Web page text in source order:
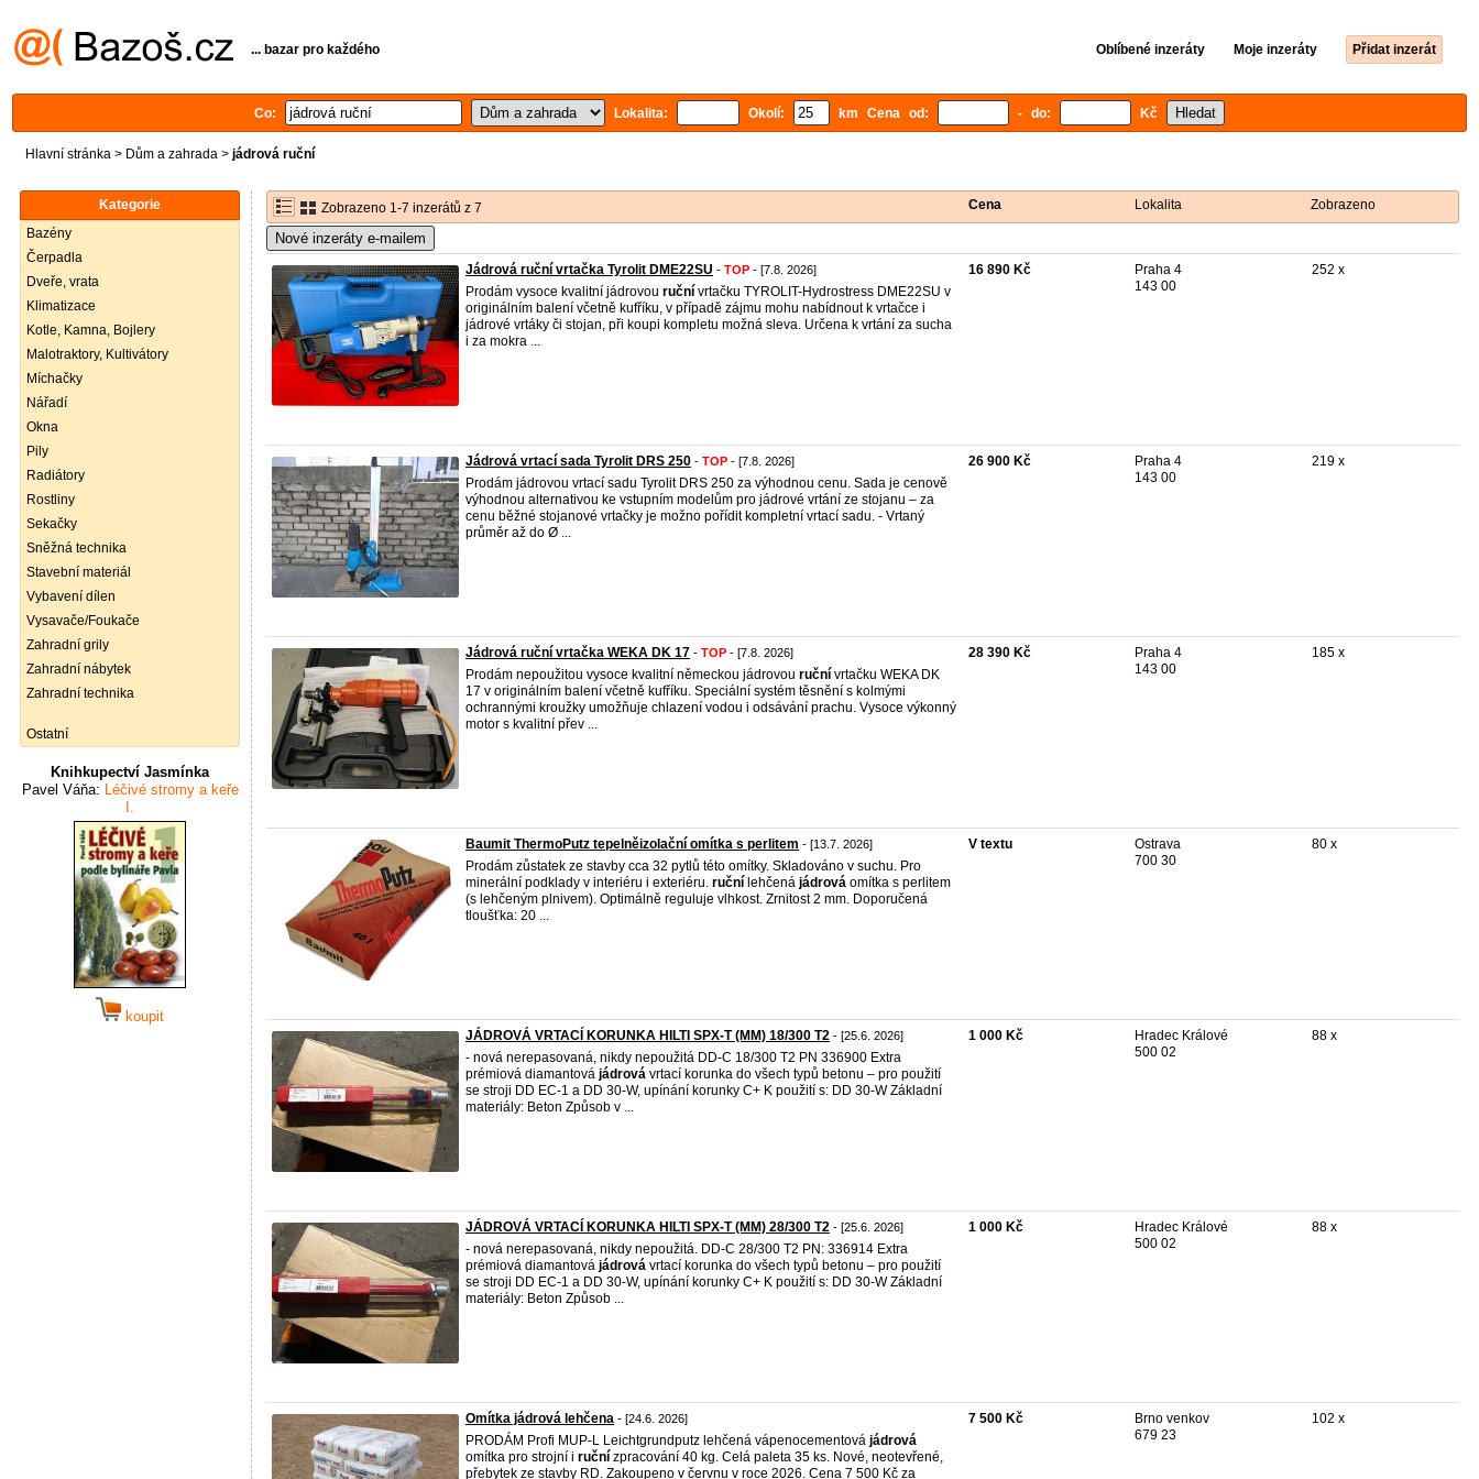
... bazar pro každého Oblíbené inzeráty Moje inzeráty Přidat inzerát
Co: Lokalita: Okolí: km Cena od: - do: Kč
Hlavní stránka > Dům a zahrada > jádrová ruční
Kategorie
Bazény
Čerpadla
Dveře, vrata
Klimatizace
Kotle, Kamna, Bojlery
Malotraktory, Kultivátory
Míchačky
Nářadí
Okna
Pily
Radiátory
Rostliny
Sekačky
Sněžná technika
Stavební materiál
Vybavení dílen
Vysavače/Foukače
Zahradní grily
Zahradní nábytek
Zahradní technika
Ostatní
Knihkupectví Jasmínka
Pavel Váňa: Léčivé stromy a keře
I.
koupit
Zobrazeno 1-7 inzerátů z 7 Cena Lokalita Zobrazeno
Nové inzeráty e-mailem
Jádrová ruční vrtačka Tyrolit DME22SU - TOP - [7.8. 2026]
Prodám vysoce kvalitní jádrovou ruční vrtačku TYROLIT-Hydrostress DME22SU v
originálním balení včetně kufříku, v případě zájmu mohu nabídnout k vrtačce i
jádrové vrtáky či stojan, při koupi kompletu možná sleva. Určena k vrtání za sucha
i za mokra ...
16 890 Kč
Praha 4
143 00
252 x
Jádrová vrtací sada Tyrolit DRS 250 - TOP - [7.8. 2026]
Prodám jádrovou vrtací sadu Tyrolit DRS 250 za výhodnou cenu. Sada je cenově
výhodnou alternativou ke vstupním modelům pro jádrové vrtání ze stojanu – za
cenu běžné stojanové vrtačky je možno pořídit kompletní vrtací sadu. - Vrtaný
průměr až do Ø ...
26 900 Kč
Praha 4
143 00
219 x
Jádrová ruční vrtačka WEKA DK 17 - TOP - [7.8. 2026]
Prodám nepoužitou vysoce kvalitní německou jádrovou ruční vrtačku WEKA DK
17 v originálním balení včetně kufříku. Speciální systém těsnění s kolmými
ochrannými kroužky umožňuje chlazení vodou i odsávání prachu. Vysoce výkonný
motor s kvalitní přev ...
28 390 Kč
Praha 4
143 00
185 x
Baumit ThermoPutz tepelněizolační omítka s perlitem - [13.7. 2026]
Prodám zůstatek ze stavby cca 32 pytlů této omítky. Skladováno v suchu. Pro
minerální podklady v interiéru i exteriéru. ruční lehčená jádrová omítka s perlitem
(s lehčeným plnivem). Optimálně reguluje vlhkost. Zrnitost 2 mm. Doporučená
tloušťka: 20 ...
V textu
Ostrava
700 30
80 x
JÁDROVÁ VRTACÍ KORUNKA HILTI SPX-T (MM) 18/300 T2 - [25.6. 2026]
- nová nerepasovaná, nikdy nepoužitá DD-C 18/300 T2 PN 336900 Extra
prémiová diamantová jádrová vrtací korunka do všech typů betonu – pro použití
se stroji DD EC-1 a DD 30-W, upínání korunky C+ K použití s: DD 30-W Základní
materiály: Beton Způsob v ...
1 000 Kč
Hradec Králové
500 02
88 x
JÁDROVÁ VRTACÍ KORUNKA HILTI SPX-T (MM) 28/300 T2 - [25.6. 2026]
- nová nerepasovaná, nikdy nepoužitá. DD-C 28/300 T2 PN: 336914 Extra
prémiová diamantová jádrová vrtací korunka do všech typů betonu – pro použití
se stroji DD EC-1 a DD 30-W, upínání korunky C+ K použití s: DD 30-W Základní
materiály: Beton Způsob ...
1 000 Kč
Hradec Králové
500 02
88 x
Omítka jádrová lehčena - [24.6. 2026]
PRODÁM Profi MUP-L Leichtgrundputz lehčená vápenocementová jádrová
omítka pro strojní i ruční zpracování 40 kg. Celá paleta 35 ks. Nové, neotevřené,
přebytek ze stavby RD. Zakoupeno v červnu v roce 2026. Cena 7 500 Kč za
7 500 Kč
Brno venkov
679 23
102 x